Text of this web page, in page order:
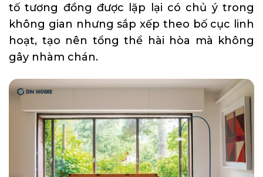
tố tương đồng được lặp lại có chủ ý trong
không gian nhưng sắp xếp theo bố cục linh
hoạt, tạo nên tổng thể hài hòa mà không
gây nhàm chán.